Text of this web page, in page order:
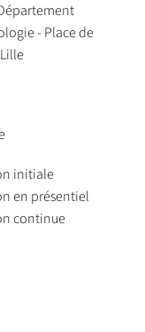
- Place de
initiale
en présentiel
continue